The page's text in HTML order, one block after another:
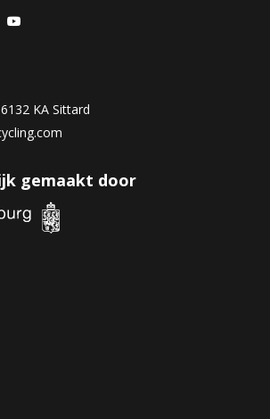
KA Sittard
gemaakt door